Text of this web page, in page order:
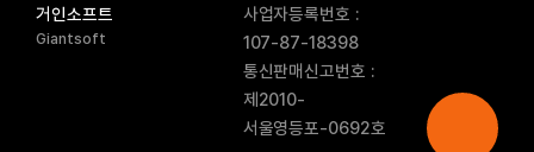
거인소프트
Giantsoft
사업자등록번호 :
107-87-18398
통신판매신고번호 :
제2010-
서울영등포-0692호